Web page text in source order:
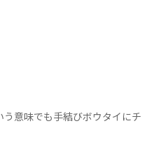
意味でも手結びボウタイに